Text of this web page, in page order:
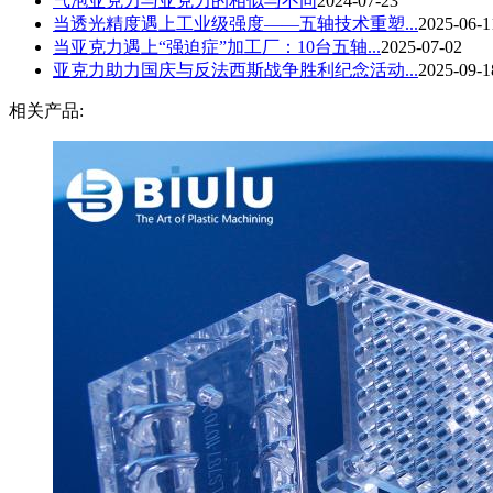
当透光精度遇上工业级强度——五轴技术重塑...2025-06-
当亚克力遇上“强迫症”加工厂：10台五轴...2025-07-02
亚克力助力国庆与反法西斯战争胜利纪念活动...2025-09-
相关产品: